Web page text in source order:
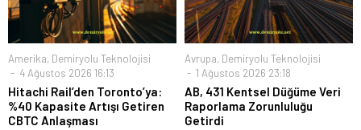
Amerika, Demiryolu Teknolojisi
4 Ağustos 2026 16:13
Hitachi Rail’den Toronto’ya:
%40 Kapasite Artışı Getiren
CBTC Anlaşması
Avrupa, Demiryolu Teknolojisi
1 Ağustos 2026 23:18
AB, 431 Kentsel Düğüme Veri
Raporlama Zorunluluğu
Getirdi